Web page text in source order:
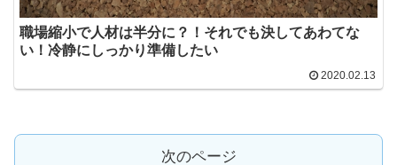
職場縮小で人材は半分に？！それでも決してあわてな
い！冷静にしっかり準備したい
2020.02.13
次のページ